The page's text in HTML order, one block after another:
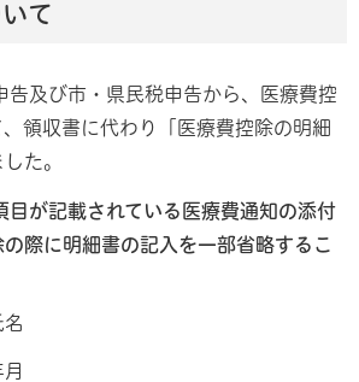
て
告及び市・県民税申告から、医療費控
領収書に代わり「医療費控除の明細
た。
目が記載されている医療費通知の添付
際に明細書の記入を一部省略するこ